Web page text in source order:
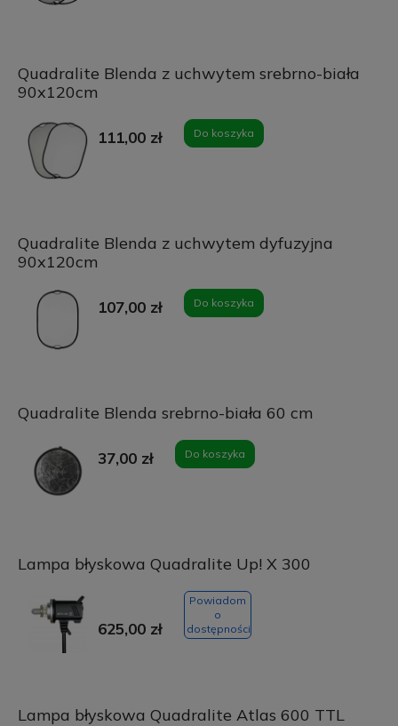
Quadralite Blenda z uchwytem srebrno-biała
90x120cm
111,00 zł Do koszyka
Quadralite Blenda z uchwytem dyfuzyjna
90x120cm
107,00 zł Do koszyka
Quadralite Blenda srebrno-biała 60 cm
37,00 zł Do koszyka
Lampa błyskowa Quadralite Up! X 300
625,00 zł
Powiadom
o
dostępności
Lampa błyskowa Quadralite Atlas 600 TTL